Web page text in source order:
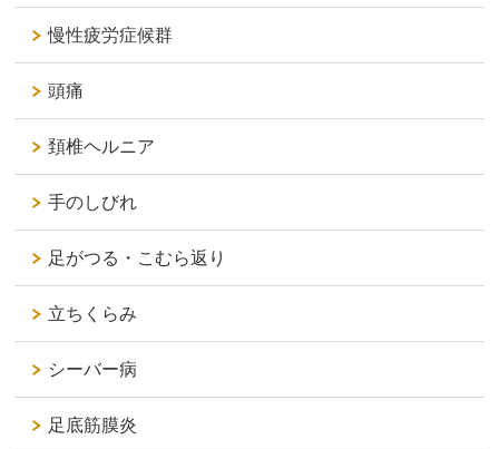
慢性疲労症候群
頭痛
頚椎ヘルニア
手のしびれ
足がつる・こむら返り
立ちくらみ
シーバー病
足底筋膜炎